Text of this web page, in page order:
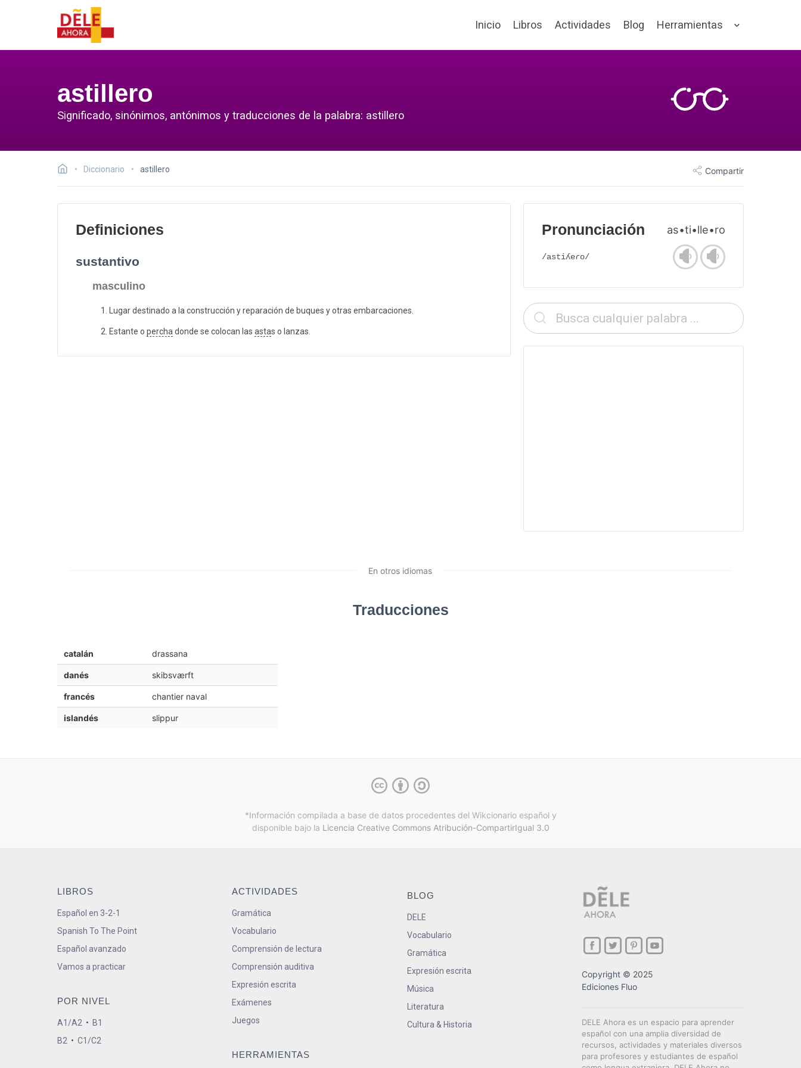
Inicio Libros Actividades Blog Herramientas
astillero
Significado, sinónimos, antónimos y traducciones de la palabra: astillero
Diccionario astillero Compartir
Definiciones
sustantivo
masculino
Lugar destinado a la construcción y reparación de buques y otras embarcaciones.
Estante o perchadonde se colocan las astas o lanzas.
Pronunciación as•ti•lle•ro
/astiʎeɾo/
En otros idiomas
Traducciones
catalán drassana
danés skibsværft
francés chantier naval
islandés slippur
*Información compilada a base de datos procedentes del Wikcionario español y
disponible bajo la Licencia Creative Commons Atribución-CompartirIgual 3.0
LIBROS
Español en 3-2-1
Spanish To The Point
Español avanzado
Vamos a practicar
POR NIVEL
A1/A2 • B1
B2 • C1/C2
ACTIVIDADES
Gramática
Vocabulario
Comprensión de lectura
Comprensión auditiva
Expresión escrita
Exámenes
Juegos
HERRAMIENTAS
BLOG
DELE
Vocabulario
Gramática
Expresión escrita
Música
Literatura
Cultura & Historia
Copyright © 2025
Ediciones Fluo
DELE Ahora es un espacio para aprender
español con una amplia diversidad de
recursos, actividades y materiales diversos
para profesores y estudiantes de español